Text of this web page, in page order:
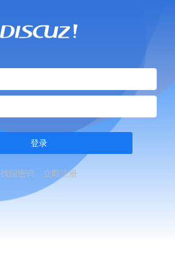
登录
找回密码 立即注册